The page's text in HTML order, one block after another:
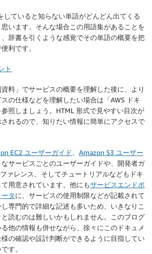
していると知らない単語がどんどん出てくる
います。そんな場合この用語集があることを
辞書を引くような感覚でその単語の概要を把
利です。
ト
資料」でサービスの概要を理解した後に、より
の仕様などを理解したい場合は「AWS ドキ
参照しましょう。HTML 形式で見やすい目次が
れるので、知りたい情報に簡単にアクセスで
EC2 ユーザーガイド
Amazon S3 ユーザー
サービスごとのユーザーガイドや、開発者ガ
ァレンス、そしてチュートリアルなどもドキ
用意されています。他にもサービスエンドポ
タに、サービスの使用制限などが記載されて
専門的で詳細な記述も多いため、いきなりこ
読むのは難しいかもしれません。このブログ
他の情報も併せながら、徐々にこのドキュメ
様の確認や設計判断ができるように目指してい
す。